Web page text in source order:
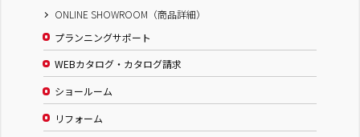
ONLINE SHOWROOM（商品詳細）
プランニングサポート
WEBカタログ・カタログ請求
ショールーム
リフォーム